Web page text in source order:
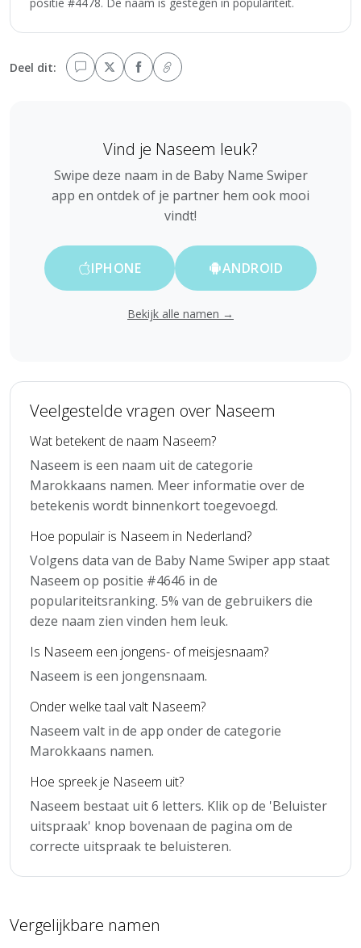
Deel dit:
Vind je Naseem leuk?
Swipe deze naam in de Baby Name Swiper
app en ontdek of je partner hem ook mooi
vindt!
IPHONE ANDROID
Bekijk alle namen →
Veelgestelde vragen over Naseem
Wat betekent de naam Naseem?
Naseem is een naam uit de categorie
Marokkaans namen. Meer informatie over de
betekenis wordt binnenkort toegevoegd.
Hoe populair is Naseem in Nederland?
Volgens data van de Baby Name Swiper app staat
Naseem op positie #4646 in de
populariteitsranking. 5% van de gebruikers die
deze naam zien vinden hem leuk.
Is Naseem een jongens- of meisjesnaam?
Naseem is een jongensnaam.
Onder welke taal valt Naseem?
Naseem valt in de app onder de categorie
Marokkaans namen.
Hoe spreek je Naseem uit?
Naseem bestaat uit 6 letters. Klik op de 'Beluister
uitspraak' knop bovenaan de pagina om de
correcte uitspraak te beluisteren.
Vergelijkbare namen